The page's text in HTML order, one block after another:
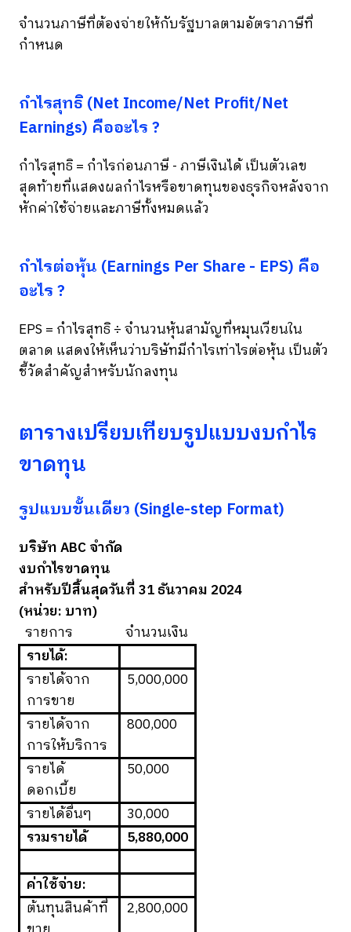
จำนวนภาษีที่ต้องจ่ายให้กับรัฐบาลตามอัตราภาษีที่
กำหนด
กำไรสุทธิ (Net Income/Net Profit/Net
Earnings) คืออะไร ?
กำไรสุทธิ = กำไรก่อนภาษี - ภาษีเงินได้ เป็นตัวเลข
สุดท้ายที่แสดงผลกำไรหรือขาดทุนของธุรกิจหลังจาก
หักค่าใช้จ่ายและภาษีทั้งหมดแล้ว
กำไรต่อหุ้น (Earnings Per Share - EPS) คือ
อะไร ?
EPS = กำไรสุทธิ ÷ จำนวนหุ้นสามัญที่หมุนเวียนใน
ตลาด แสดงให้เห็นว่าบริษัทมีกำไรเท่าไรต่อหุ้น เป็นตัว
ชี้วัดสำคัญสำหรับนักลงทุน
ตารางเปรียบเทียบรูปแบบงบกำไร
ขาดทุน
รูปแบบขั้นเดียว (Single-step Format)
บริษัท ABC จำกัด
งบกำไรขาดทุน
สำหรับปีสิ้นสุดวันที่ 31 ธันวาคม 2024
(หน่วย: บาท)
รายการ
จำนวนเงิน
รายได้:
รายได้จาก
การขาย
5,000,000
รายได้จาก
การให้บริการ
800,000
รายได้
ดอกเบี้ย
50,000
รายได้อื่นๆ
30,000
รวมรายได้
5,880,000
ค่าใช้จ่าย:
ต้นทุนสินค้าที่
2,800,000